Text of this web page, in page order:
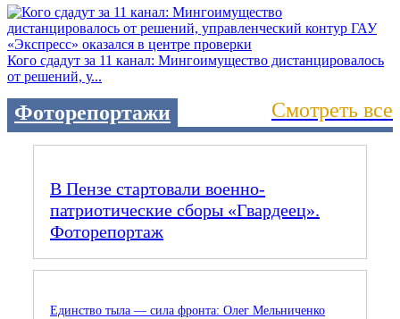
Кого сдадут за 11 канал: Мингоимущество дистанцировалось
от решений, у...
Фоторепортажи Смотреть все
В Пензе стартовали военно-
патриотические сборы «Гвардеец».
Фоторепортаж
Единство тыла — сила фронта: Олег Мельниченко